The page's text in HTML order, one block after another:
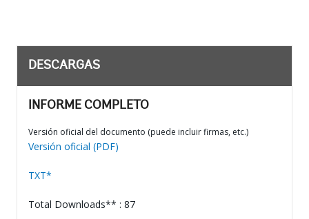
DESCARGAS
INFORME COMPLETO
Versión oficial del documento (puede incluir firmas, etc.)
Versión oficial (PDF)
TXT*
Total Downloads** : 87